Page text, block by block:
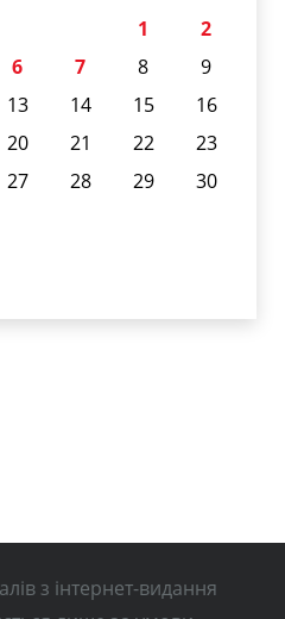
1
2
6 7 8
9
13 14 15
16
20 21 22
23
27 28 29
30
з інтернет-видання